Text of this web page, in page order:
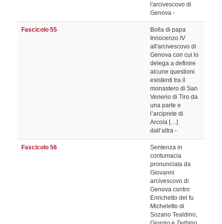
l'arcivescovo di
Genova -
Fascicolo 55
Bolla di papa
Innocenzo IV
all'arcivescovo di
Genova con cui lo
delega a definire
alcune questioni
esistenti tra il
monastero di San
Venerio di Tiro da
una parte e
l’arciprete di
Arcola […]
dall’altra -
Fascicolo 56
Sentenza in
contumacia
pronunciata da
Giovanni
arcivescovo di
Genova contro
Enrichetto del fu
Micheletto di
Sozano Tealdino,